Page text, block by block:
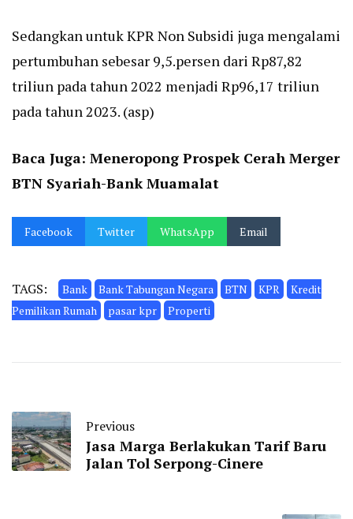
Sedangkan untuk KPR Non Subsidi juga mengalami
pertumbuhan sebesar 9,5.persen dari Rp87,82
triliun pada tahun 2022 menjadi Rp96,17 triliun
pada tahun 2023. (asp)
Baca Juga: Meneropong Prospek Cerah Merger
BTN Syariah-Bank Muamalat
Facebook Twitter WhatsApp Email
TAGS: Bank Bank Tabungan Negara BTN KPR
Kredit
Pemilikan Rumah
pasar kpr Properti
Previous
Jasa Marga Berlakukan Tarif Baru
Jalan Tol Serpong-Cinere